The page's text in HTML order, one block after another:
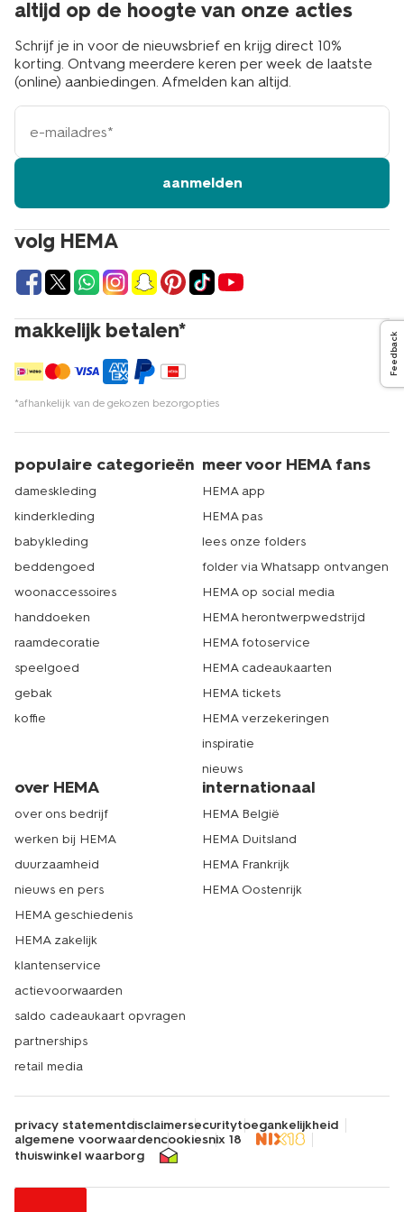
volg HEMA
makkelijk betalen*
*afhankelijk van de gekozen bezorgopties
altijd op de hoogte van onze acties
Schrijf je in voor de nieuwsbrief en krijg direct 10%
korting. Ontvang meerdere keren per week de laatste
(online) aanbiedingen. Afmelden kan altijd.
e-
mailadres
aanmelden
populaire categorieën
dameskleding
kinderkleding
babykleding
beddengoed
woonaccessoires
handdoeken
raamdecoratie
speelgoed
gebak
koffie
meer voor HEMA fans
HEMA app
HEMA pas
lees onze folders
folder via Whatsapp ontvangen
HEMA op social media
HEMA herontwerpwedstrijd
HEMA fotoservice
HEMA cadeaukaarten
HEMA tickets
HEMA verzekeringen
inspiratie
nieuws
over HEMA
over ons bedrijf
werken bij HEMA
duurzaamheid
nieuws en pers
HEMA geschiedenis
HEMA zakelijk
klantenservice
actievoorwaarden
saldo cadeaukaart opvragen
partnerships
retail media
internationaal
HEMA België
HEMA Duitsland
HEMA Frankrijk
HEMA Oostenrijk
privacy statementdisclaimersecuritytoegankelijkheid
algemene voorwaardencookiesnix 18
thuiswinkel waarborg
Feedback